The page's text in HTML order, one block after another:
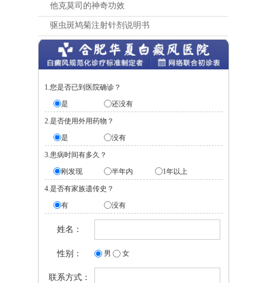
他克莫司的神奇功效
驱虫斑鸠菊注射针剂说明书
1.您是否已到医院确诊？
是
还没有
2.是否使用外用药物？
是
没有
3.患病时间有多久？
刚发现
半年内 1年以上
4.是否有家族遗传史？
有
没有
姓名：
性别： 男 女
联系方式：